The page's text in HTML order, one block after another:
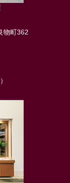
物町362